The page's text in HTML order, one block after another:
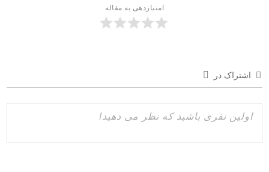
امتیازدهی به مقاله
اشتراک در